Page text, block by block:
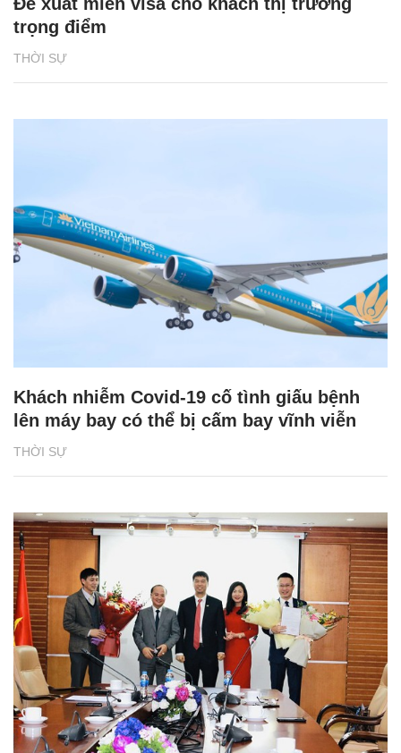
THỜI SỰ
trọng điểm
THỜI SỰ
Khách nhiễm Covid-19 cố tình giấu bệnh
lên máy bay có thể bị cấm bay vĩnh viễn